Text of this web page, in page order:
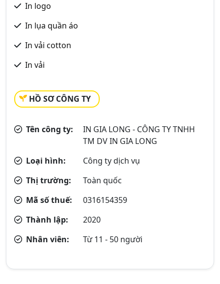
In logo
In lụa quần áo
In vải cotton
In vải
HỒ SƠ CÔNG TY
Tên công ty:
IN GIA LONG - CÔNG TY TNHH
TM DV IN GIA LONG
Loại hình:
Công ty dịch vụ
Thị trường:
Toàn quốc
Mã số thuế:
0316154359
Thành lập:
2020
Nhân viên:
Từ 11 - 50 người